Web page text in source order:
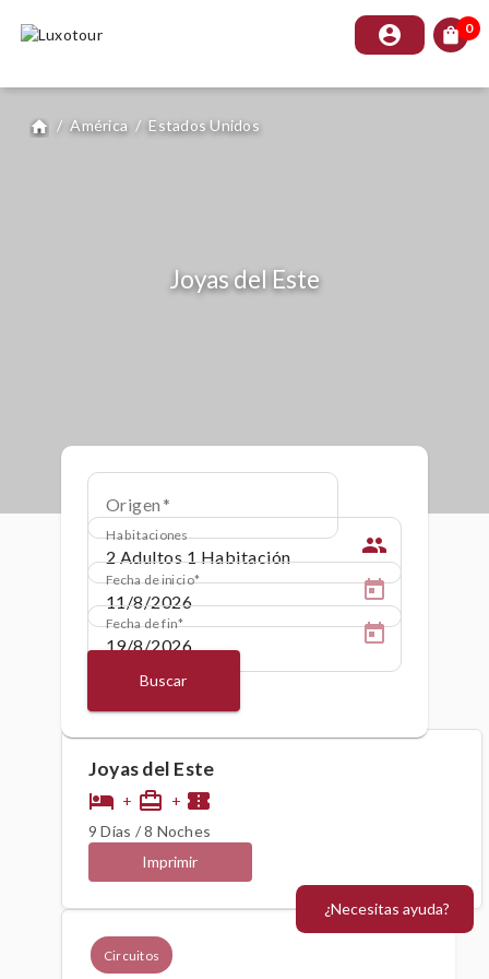
account_circle shopping_bag 0
home / América / Estados Unidos
Joyas del Este
Origen
Habitaciones people
Fecha de inicio
Fecha de fin
Buscar
Circuitos
Joyas del Este
hotel + card_travel + confirmation_number
9 Días / 8 Noches
Imprimir
¿Necesitas ayuda?